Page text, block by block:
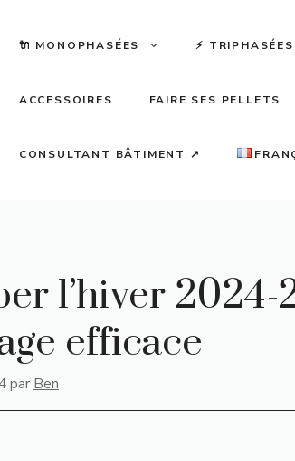
🔌 MONOPHASÉES ⚡️ TRIPHASÉES
ACCESSOIRES FAIRE SES PELLETS
CONSULTANT BÂTIMENT ↗
l’hiver 2024-
efficace
par Ben